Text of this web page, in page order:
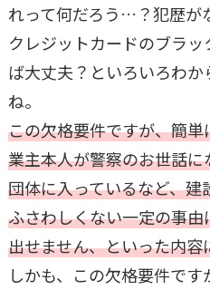
れって何だろう…？犯歴が
クレジットカードのブラ
ば大丈夫？といろいろわ
ね。
この欠格要件ですが、簡
業主本人が警察のお世話
団体に入っているなど、
ふさわしくない一定の事
出せません、といった内容
しかも、この欠格要件で